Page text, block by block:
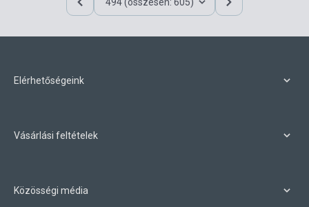
Elérhetőségeink
Vásárlási feltételek
Közösségi média